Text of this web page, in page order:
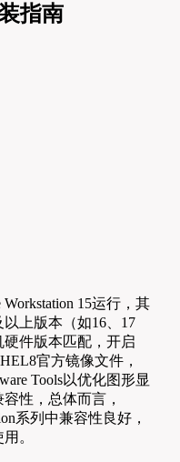
指南
15运行，其
以上版本（如16、17
件版本匹配，开启
官方镜像文件，
Tools以优化图形显
性，总体而言，
系列中兼容性良好，
。